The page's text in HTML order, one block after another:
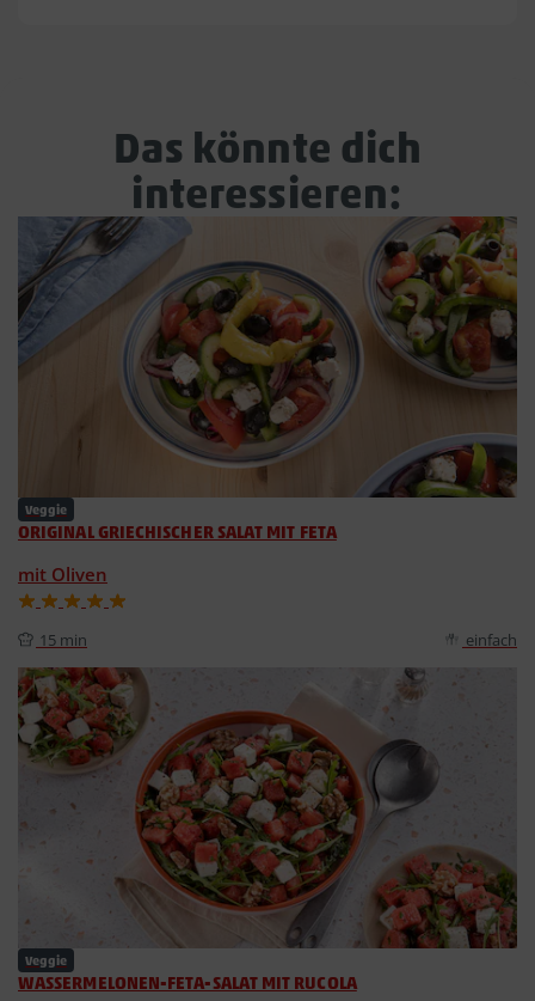
Das könnte dich
interessieren:
Veggie
ORIGINAL GRIECHISCHER SALAT MIT FETA
mit Oliven
15 min einfach
Veggie
WASSERMELONEN-FETA-SALAT MIT RUCOLA